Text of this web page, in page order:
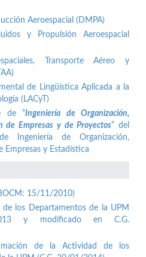
Aeroespacial (DMPA)
y Propulsión Aeroespacial
Transporte Aéreo y
de Lingüística Aplicada a la
(LACyT)
de “Ingeniería de Organización,
de Empresas y de Proyectos” del
Ingeniería de Organización,
Empresas y Estadística
15/11/2010)
de los Departamentos de la UPM
y modificado en C.G.
de la Actividad de los